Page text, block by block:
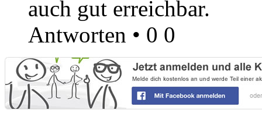
auch gut erreichbar.
Antworten • 0 0